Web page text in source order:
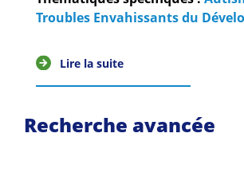
Troubles Envahissants du
Lire la suite
Recherche avancée